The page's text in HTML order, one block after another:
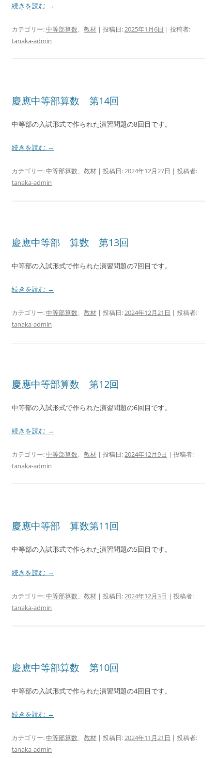
続きを読む →
カテゴリー:中等部算数、 教材 | 投稿日:2025年1月6日 | 投稿者:
tanaka-admin
慶應中等部算数 第14回
中等部の入試形式で作られた演習問題の8回目です。
続きを読む →
カテゴリー:中等部算数、 教材 | 投稿日:2024年12月27日 | 投稿者:
tanaka-admin
慶應中等部 算数 第13回
中等部の入試形式で作られた演習問題の7回目です。
続きを読む →
カテゴリー:中等部算数、 教材 | 投稿日:2024年12月21日 | 投稿者:
tanaka-admin
慶應中等部算数 第12回
中等部の入試形式で作られた演習問題の6回目です。
続きを読む →
カテゴリー:中等部算数、 教材 | 投稿日:2024年12月9日 | 投稿者:
tanaka-admin
慶應中等部 算数第11回
中等部の入試形式で作られた演習問題の5回目です。
続きを読む →
カテゴリー:中等部算数、 教材 | 投稿日:2024年12月3日 | 投稿者:
tanaka-admin
慶應中等部算数 第10回
中等部の入試形式で作られた演習問題の4回目です。
続きを読む →
カテゴリー:中等部算数、 教材 | 投稿日:2024年11月21日 | 投稿者:
tanaka-admin